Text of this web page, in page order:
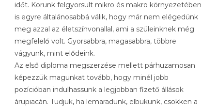
időt. Korunk felgyorsult mikro és makro környezetében
is egyre általánosabbá válik, hogy már nem elégedünk
meg azzal az életszínvonallal, ami a szüleinknek még
megfelelő volt. Gyorsabbra, magasabbra, többre
vágyunk, mint elődeink.
Az első diploma megszerzése mellett párhuzamosan
képezzük magunkat tovább, hogy minél jobb
pozícióban indulhassunk a legjobban fizető állások
árupiacán. Tudjuk, ha lemaradunk, elbukunk, csökken a